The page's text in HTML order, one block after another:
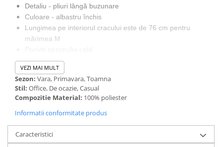
Detaliu - pliuri lângă buzunare
Culoare - albastru închis
Lungimea pe interiorul cracului este de 76 cm pentru
mărimea M
Acești pantaloni fac parte din colecția
Mamalicious, colecție caracterizată de
linii simple. Este un pantalon croit special pentru a se potrivi
perfect sub brutica ta. Sunt confecționați dintr-un material
plăcut la atingere, ușor texturat și pot fi purtați atât la birou
cât și la un eveniment, asortați de exemplu cu
gravide Mivana.
Te asteptam și pe
VEZI MAI MULT
Sezon: Vara, Primavara, Toamna
Stil: Office, De ocazie, Casual
Compozitie Material: 100% poliester
Informatii conformitate produs
Caracteristici